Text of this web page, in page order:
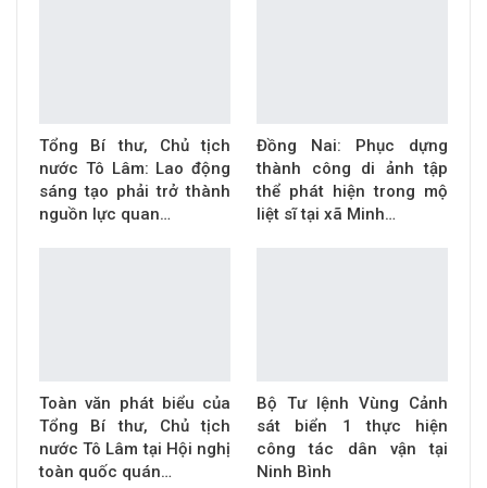
Tổng Bí thư, Chủ tịch
nước Tô Lâm: Lao động
sáng tạo phải trở thành
nguồn lực quan…
Đồng Nai: Phục dựng
thành công di ảnh tập
thể phát hiện trong mộ
liệt sĩ tại xã Minh…
Toàn văn phát biểu của
Tổng Bí thư, Chủ tịch
nước Tô Lâm tại Hội nghị
toàn quốc quán…
Bộ Tư lệnh Vùng Cảnh
sát biển 1 thực hiện
công tác dân vận tại
Ninh Bình